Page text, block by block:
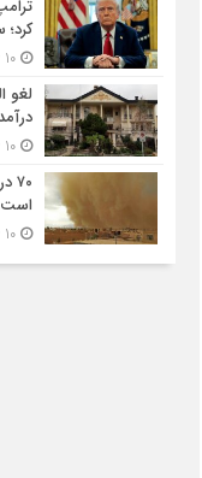
10 ژوئن 2025 - 19:41
لغو
10 ژوئن 2025 - 18:53
10 ژوئن 2025 - 18:15